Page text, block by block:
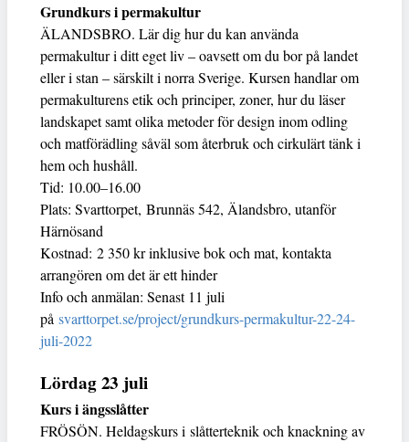
Grundkurs i permakultur
ÄLANDSBRO. Lär dig hur du kan använda
permakultur i ditt eget liv – oavsett om du bor på landet
eller i stan – särskilt i norra Sverige. Kursen handlar om
permakulturens etik och principer, zoner, hur du läser
landskapet samt olika metoder för design inom odling
och matförädling såväl som återbruk och cirkulärt tänk i
hem och hushåll.
Tid: 10.00–16.00
Plats: Svarttorpet, Brunnäs 542, Älandsbro, utanför
Härnösand
Kostnad: 2 350 kr inklusive bok och mat, kontakta
arrangören om det är ett hinder
Info och anmälan: Senast 11 juli
på svarttorpet.se/project/grundkurs-permakultur-22-24-
juli-2022
Lördag 23 juli
Kurs i ängsslåtter
FRÖSÖN. Heldagskurs i slåtterteknik och knackning av